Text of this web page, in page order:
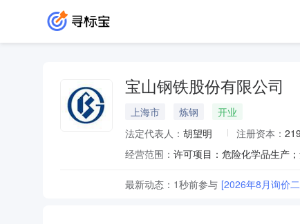
宝山钢铁股份有限公司
上海市 炼钢
开业
法定代表人： 胡望明 注册资本：
经营范围：
最新动态： 1秒前参与 [2026年8月询价